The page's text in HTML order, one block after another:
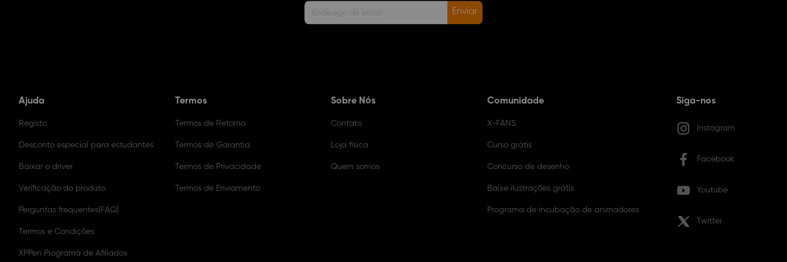
Enviar
Ajuda
Registo
Desconto especial para estudantes
Baixar o driver
Verificação do produto
Perguntas frequentes(FAQ)
Termos e Condições
XPPen Programa de Afiliados
Termos
Termos de Retorno
Termos de Garantia
Termos de Privacidade
Termos de Enviamento
Sobre Nós
Contato
Loja física
Quem somos
Comunidade
X-FANS
Curso grátis
Concurso de desenho
Baixe ilustrações grátis
Programa de incubação de animadores
Siga-nos
Instagram
Facebook
Youtube
Twitter